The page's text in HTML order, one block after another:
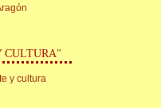
CULTURA"